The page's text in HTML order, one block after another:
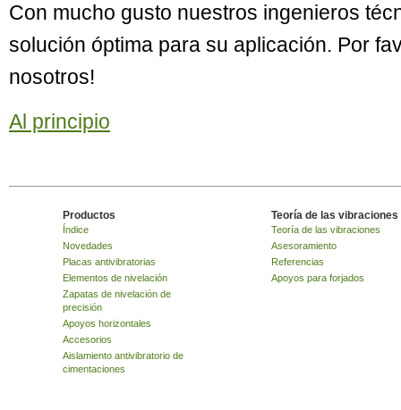
Con mucho gusto nuestros ingenieros
solución óptima para su aplicación. Por
nosotros!
Al principio
Productos
Índice
Novedades
Placas antivibratorias
Elementos de nivelación
Zapatas de nivelación de
precisión
Apoyos horizontales
Accesorios
Aislamiento antivibratorio de
cimentaciones
Teoría de las vibraciones
Teoría de las vibraciones
Asesoramiento
Referencias
Apoyos para forjados